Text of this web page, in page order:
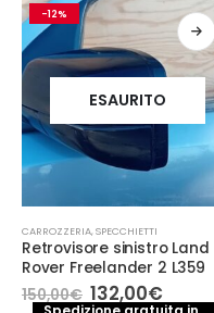
-32%
SPECCHIETTI
SPECCHIETTO ELETTRICO
RETROVISORE DESTRO AUDI
Q2 CODICE: 1817A001